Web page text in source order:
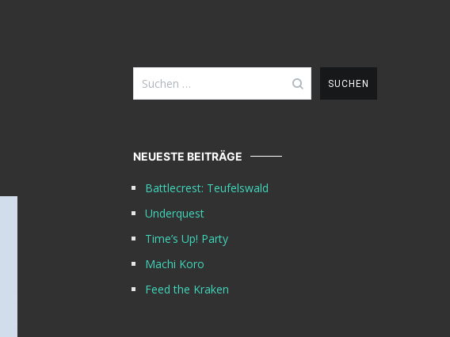
Suchen
nach:
NEUESTE BEITRÄGE
Battlecrest: Teufelswald
Underquest
Time’s Up! Party
Machi Koro
Feed the Kraken